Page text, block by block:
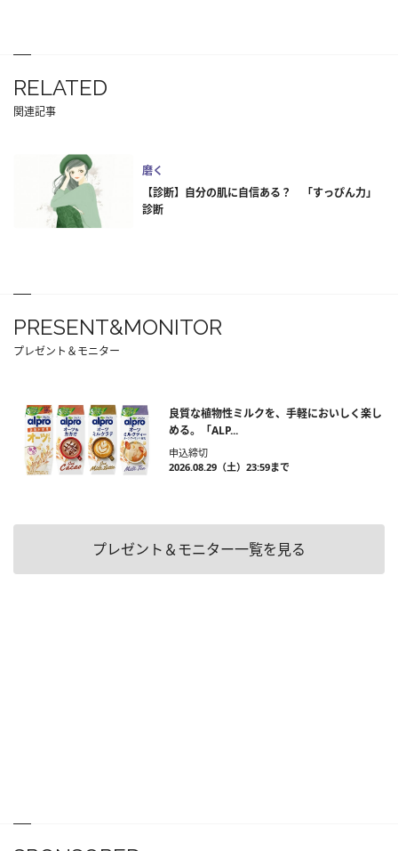
RELATED
関連記事
磨く
【診断】自分の肌に自信ある？ 「すっぴん力」
診断
PRESENT&MONITOR
プレゼント＆モニター
良質な植物性ミルクを、手軽においしく楽し
める。「ALP...
申込締切
2026.08.29（土）23:59まで
プレゼント＆モニター一覧を見る